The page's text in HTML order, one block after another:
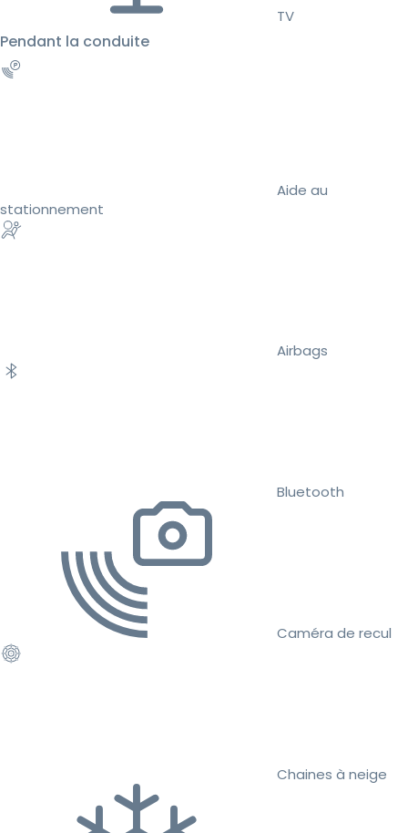
TV
Pendant la conduite
Aide au
stationnement
Airbags
Bluetooth
Caméra de recul
Chaines à neige